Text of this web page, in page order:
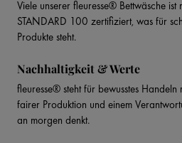
Viele unserer fleuresse® Bettwäsche
STANDARD 100 zertifiziert, was für
Produkte steht.
Nachhaltigkeit & Werte
fleuresse® steht für bewusstes
fairer Produktion und einem
an morgen denkt.